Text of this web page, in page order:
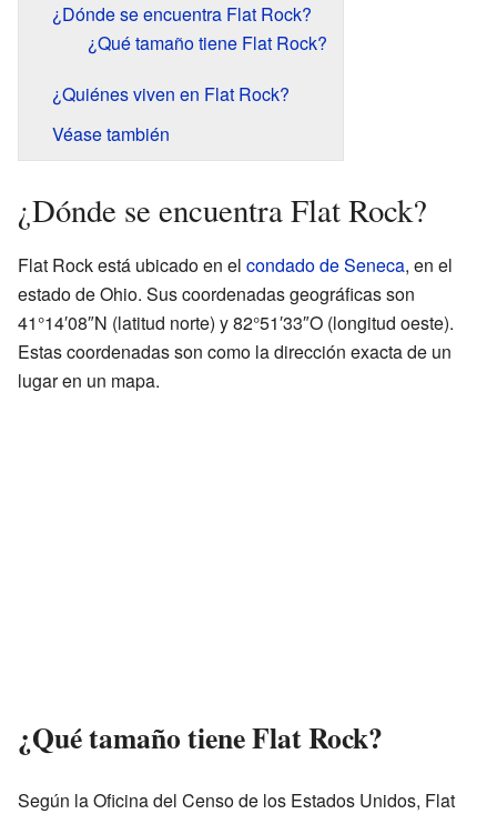
¿Dónde se encuentra Flat Rock?
¿Qué tamaño tiene Flat Rock?
¿Quiénes viven en Flat Rock?
Véase también
¿Dónde se encuentra Flat Rock?
Flat Rock está ubicado en el condado de Seneca, en el
estado de Ohio. Sus coordenadas geográficas son
41°14′08″N (latitud norte) y 82°51′33″O (longitud oeste).
Estas coordenadas son como la dirección exacta de un
lugar en un mapa.
¿Qué tamaño tiene Flat Rock?
Según la Oficina del Censo de los Estados Unidos, Flat